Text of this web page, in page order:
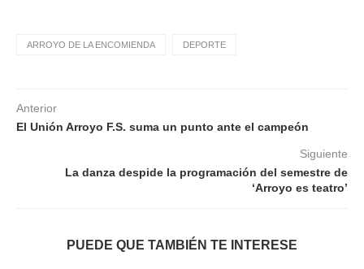
ARROYO DE LA ENCOMIENDA DEPORTE
Anterior
El Unión Arroyo F.S. suma un punto ante el campeón
Siguiente
La danza despide la programación del semestre de
‘Arroyo es teatro’
PUEDE QUE TAMBIÉN TE INTERESE